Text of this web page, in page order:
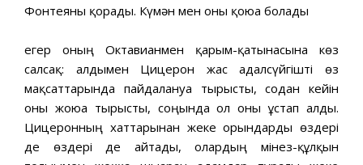
Фонтеяны қорғады. Күмән мен оны қоюға болады
егер оның Октавианмен қарым-қатынасына көз
салсақ: алдымен Цицерон жас адалсүйгішті өз
мақсаттарында пайдалануға тырысты, содан кейін
оны жоюға тырысты, соңында ол оны ұстап алды.
Цицеронның хаттарынан жеке орындарды өздері
де өздері де айтады, олардың мінез-құлқын